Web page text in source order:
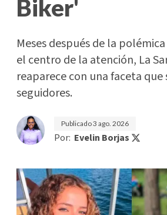
Biker'
Meses después de la
el centro de la atención, La
reaparece con una faceta que
seguidores.
Publicado3 ago. 2026
Por: Evelin Borjas